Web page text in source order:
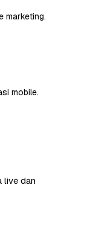
marketing.
mobile.
live dan